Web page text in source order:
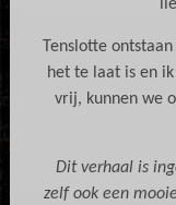
Tenslotte
het te laat is en
vrij, kunnen we
Dit verhaal is
zelf ook een